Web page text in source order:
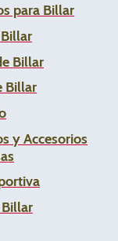
para Billar
Billar
Billar
y Accesorios
Billar